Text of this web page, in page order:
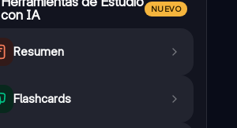
con IA
NUEVO
Resumen
Flashcards